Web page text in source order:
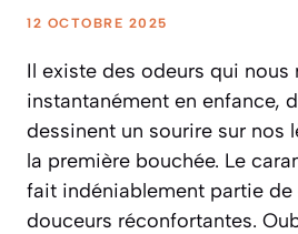
12 OCTOBRE 2025
Il existe des odeurs qui nous
instantanément en enfance,
dessinent un sourire sur nos
la première bouchée. Le
fait indéniablement partie de
douceurs réconfortantes.